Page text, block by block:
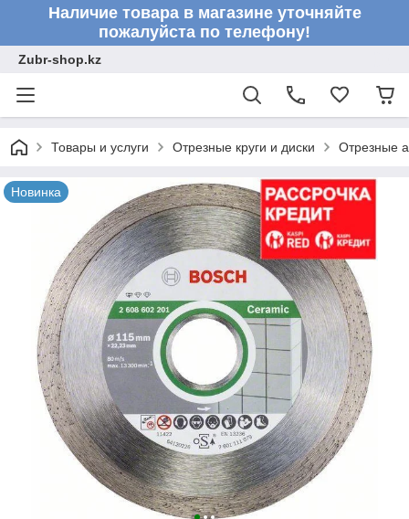
Наличие товара в магазине уточняйте
пожалуйста по телефону!
Zubr-shop.kz
Товары и услуги Отрезные круги и диски Отрезные
Новинка